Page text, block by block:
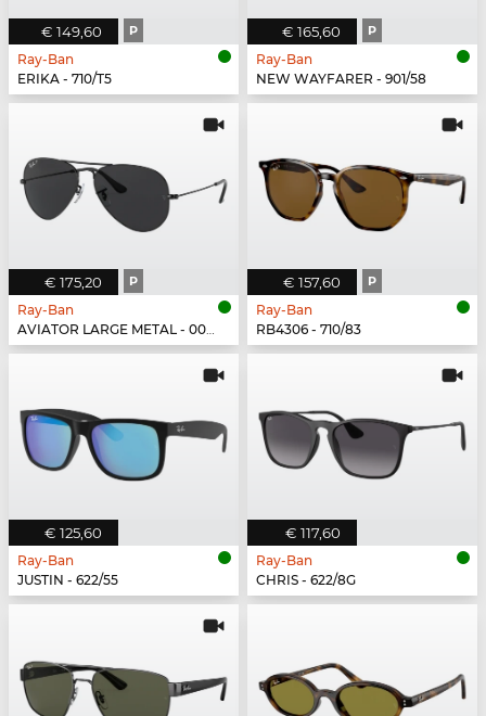
€ 149,60 P
Ray-Ban
ERIKA - 710/T5
€ 165,60 P
Ray-Ban
NEW WAYFARER - 901/58
€ 175,20 P
Ray-Ban
AVIATOR LARGE METAL - 002/48
€ 157,60 P
Ray-Ban
RB4306 - 710/83
€ 125,60
Ray-Ban
JUSTIN - 622/55
€ 117,60
Ray-Ban
CHRIS - 622/8G